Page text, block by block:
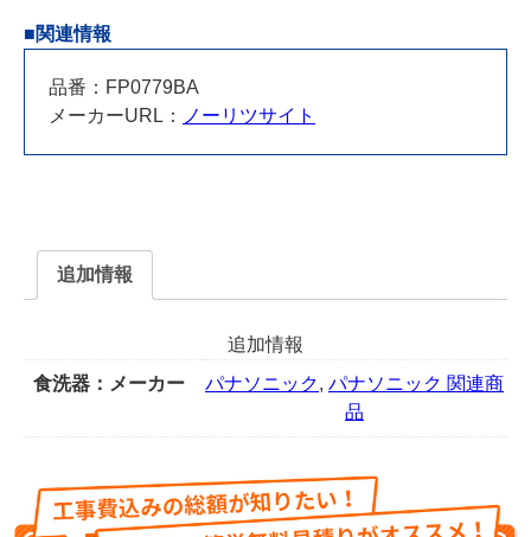
15
サ
ビ
ト
さ
セ
ン
■関連情報
品番：FP0779BA
メーカーURL：
ノーリツサイト
追加情報
追加情報
食洗器：メーカー
パナソニック, パナソニック 関連商
品